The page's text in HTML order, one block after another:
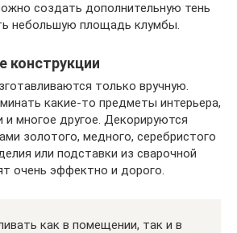
создать дополнительную тень
небольшую площадь клумбы.
конструкции
только вручную.
какие-то предметы интерьера,
и многое другое. Декорируются
золотого, медного, серебристого
или подставки из сварочной
очень эффектно и дорого.
как в помещении, так и в